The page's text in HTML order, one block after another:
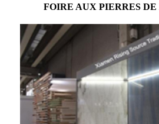
FOIRE AUX PIERRES